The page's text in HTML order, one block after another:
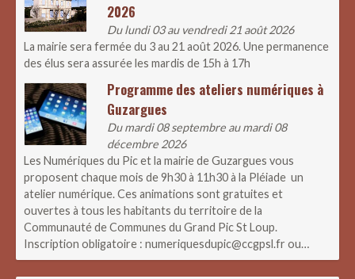
2026
Du lundi 03 au vendredi 21 août 2026
La mairie sera fermée du 3 au 21 août 2026. Une permanence
des élus sera assurée les mardis de 15h à 17h
Programme des ateliers numériques à
Guzargues
Du mardi 08 septembre au mardi 08
décembre 2026
Les Numériques du Pic et la mairie de Guzargues vous
proposent chaque mois de 9h30 à 11h30 à la Pléiade un
atelier numérique. Ces animations sont gratuites et
ouvertes à tous les habitants du territoire de la
Communauté de Communes du Grand Pic St Loup.
Inscription obligatoire : numeriquesdupic@ccgpsl.fr ou…